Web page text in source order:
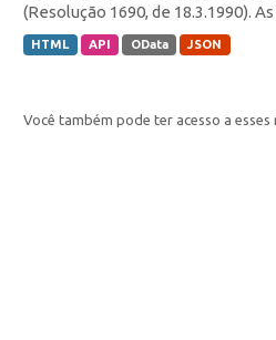
(Resolução 1690, de 18.3.1990).
HTML API OData JSON
Você também pode ter acesso a